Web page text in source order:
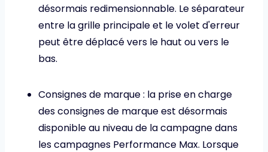
désormais redimensionnable. Le séparateur
entre la grille principale et le volet d'erreur
peut être déplacé vers le haut ou vers le
bas.
Consignes de marque : la prise en charge
des consignes de marque est désormais
disponible au niveau de la campagne dans
les campagnes Performance Max. Lorsque